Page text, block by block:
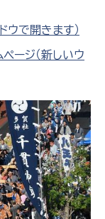
ウで開きます）
ページ（新しいウ